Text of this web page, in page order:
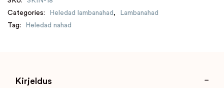
Categories:
Heledad lambanahad ,
Lambanahad
Tag:
Heledad nahad
Kirjeldus